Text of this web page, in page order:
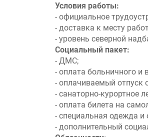
Условия работы:
- официальное
- доставка к месту
- уровень северной
Социальный пакет:
- ДМС;
- оплата больничного и
- оплачиваемый отпуск
- санаторно-курортное
- оплата билета на
- специальная одежда и
- дополнительный